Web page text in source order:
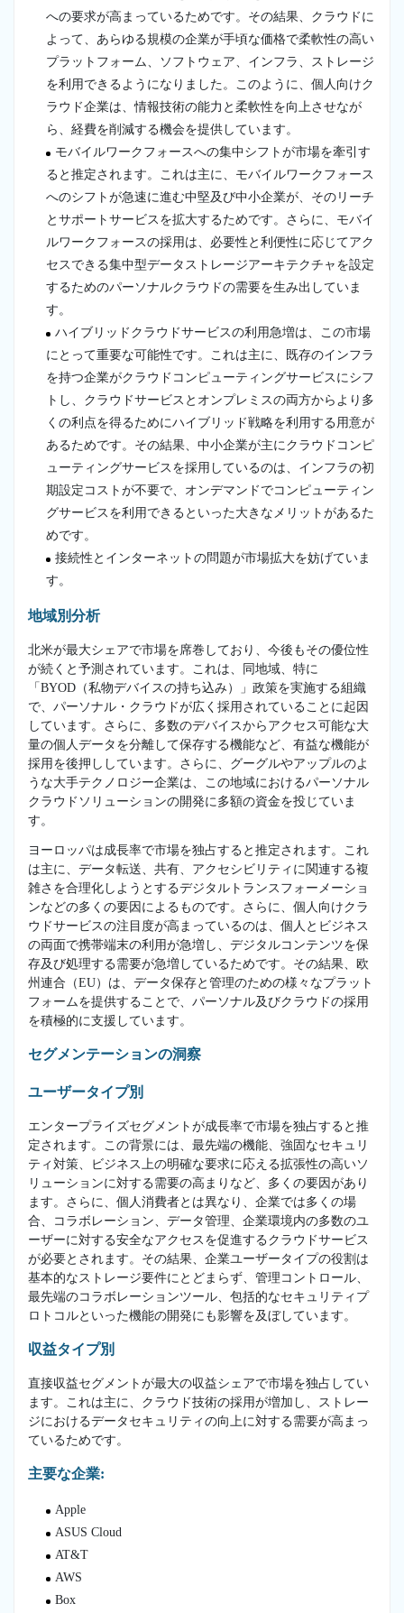
への要求が高まっているためです。その結果、クラウドに
よって、あらゆる規模の企業が手頃な価格で柔軟性の高い
プラットフォーム、ソフトウェア、インフラ、ストレージ
を利用できるようになりました。このように、個人向けク
ラウド企業は、情報技術の能力と柔軟性を向上させなが
ら、経費を削減する機会を提供しています。
モバイルワークフォースへの集中シフトが市場を牽引す
ると推定されます。これは主に、モバイルワークフォース
へのシフトが急速に進む中堅及び中小企業が、そのリーチ
とサポートサービスを拡大するためです。さらに、モバイ
ルワークフォースの採用は、必要性と利便性に応じてアク
セスできる集中型データストレージアーキテクチャを設定
するためのパーソナルクラウドの需要を生み出していま
す。
ハイブリッドクラウドサービスの利用急増は、この市場
にとって重要な可能性です。これは主に、既存のインフラ
を持つ企業がクラウドコンピューティングサービスにシフ
トし、クラウドサービスとオンプレミスの両方からより多
くの利点を得るためにハイブリッド戦略を利用する用意が
あるためです。その結果、中小企業が主にクラウドコンピ
ューティングサービスを採用しているのは、インフラの初
期設定コストが不要で、オンデマンドでコンピューティン
グサービスを利用できるといった大きなメリットがあるた
めです。
接続性とインターネットの問題が市場拡大を妨げていま
す。
地域別分析
北米が最大シェアで市場を席巻しており、今後もその優位性
が続くと予測されています。これは、同地域、特に
「BYOD（私物デバイスの持ち込み）」政策を実施する組織
で、パーソナル・クラウドが広く採用されていることに起因
しています。さらに、多数のデバイスからアクセス可能な大
量の個人データを分離して保存する機能など、有益な機能が
採用を後押ししています。さらに、グーグルやアップルのよ
うな大手テクノロジー企業は、この地域におけるパーソナル
クラウドソリューションの開発に多額の資金を投じていま
す。
ヨーロッパは成長率で市場を独占すると推定されます。これ
は主に、データ転送、共有、アクセシビリティに関連する複
雑さを合理化しようとするデジタルトランスフォーメーショ
ンなどの多くの要因によるものです。さらに、個人向けクラ
ウドサービスの注目度が高まっているのは、個人とビジネス
の両面で携帯端末の利用が急増し、デジタルコンテンツを保
存及び処理する需要が急増しているためです。その結果、欧
州連合（EU）は、データ保存と管理のための様々なプラット
フォームを提供することで、パーソナル及びクラウドの採用
を積極的に支援しています。
セグメンテーションの洞察
ユーザータイプ別
エンタープライズセグメントが成長率で市場を独占すると推
定されます。この背景には、最先端の機能、強固なセキュリ
ティ対策、ビジネス上の明確な要求に応える拡張性の高いソ
リューションに対する需要の高まりなど、多くの要因があり
ます。さらに、個人消費者とは異なり、企業では多くの場
合、コラボレーション、データ管理、企業環境内の多数のユ
ーザーに対する安全なアクセスを促進するクラウドサービス
が必要とされます。その結果、企業ユーザータイプの役割は
基本的なストレージ要件にとどまらず、管理コントロール、
最先端のコラボレーションツール、包括的なセキュリティプ
ロトコルといった機能の開発にも影響を及ぼしています。
収益タイプ別
直接収益セグメントが最大の収益シェアで市場を独占してい
ます。これは主に、クラウド技術の採用が増加し、ストレー
ジにおけるデータセキュリティの向上に対する需要が高まっ
ているためです。
主要な企業:
Apple
ASUS Cloud
AT&T
AWS
Box